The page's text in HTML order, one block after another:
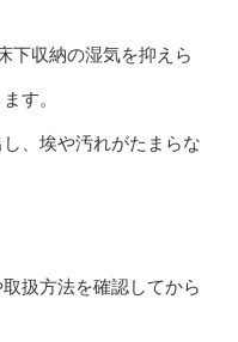
下収納の湿気を抑えら
す。
、埃や汚れがたまらな
扱方法を確認してから